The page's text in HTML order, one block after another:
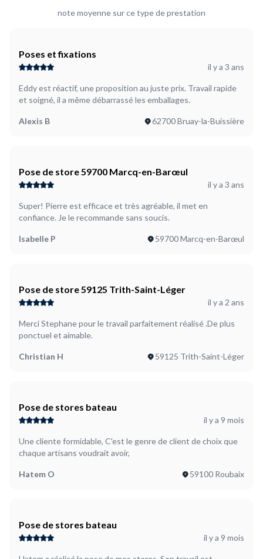
note moyenne sur ce type de prestation
Poses et fixations
il y a 3 ans
Eddy est réactif, une proposition au juste prix. Travail rapide
et soigné, il a même débarrassé les emballages.
Alexis B 62700 Bruay-la-Buissière
Pose de store 59700 Marcq-en-Barœul
il y a 3 ans
Super! Pierre est efficace et très agréable, il met en
confiance. Je le recommande sans soucis.
Isabelle P 59700 Marcq-en-Barœul
Pose de store 59125 Trith-Saint-Léger
il y a 2 ans
Merci Stephane pour le travail parfaitement réalisé .De plus
ponctuel et aimable.
Christian H 59125 Trith-Saint-Léger
Pose de stores bateau
il y a 9 mois
Une cliente formidable, C'est le genre de client de choix que
chaque artisans voudrait avoir,
Hatem O 59100 Roubaix
Pose de stores bateau
il y a 9 mois